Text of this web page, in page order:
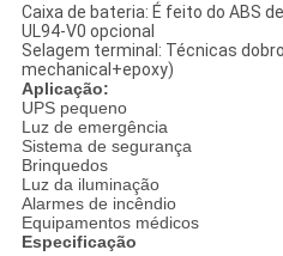
Caixa de bateria: É feito do ABS
UL94-V0 opcional
Selagem terminal: Técnicas
mechanical+epoxy)
Aplicação:
UPS pequeno
Luz de emergência
Sistema de segurança
Brinquedos
Luz da iluminação
Alarmes de incêndio
Equipamentos médicos
Especificação